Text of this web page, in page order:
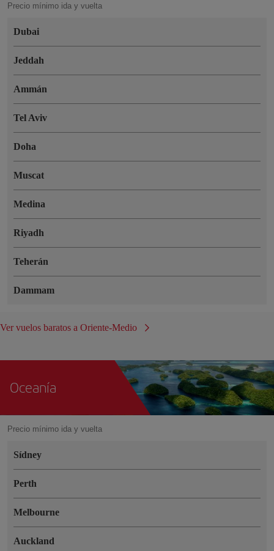
Precio mínimo ida y vuelta
Dubai
Jeddah
Ammán
Tel Aviv
Doha
Muscat
Medina
Riyadh
Teherán
Dammam
Ver vuelos baratos a Oriente-Medio
Oceanía
Precio mínimo ida y vuelta
Sídney
Perth
Melbourne
Auckland